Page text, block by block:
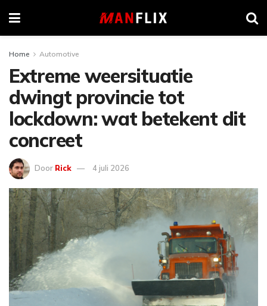
Home Automotive
Extreme weersituatie
dwingt provincie tot
lockdown: wat betekent dit
concreet
Door Rick 4 juli 2026